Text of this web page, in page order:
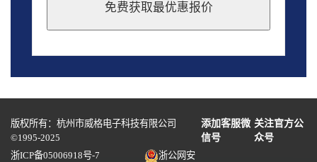
免费获取最优惠报价
should
blank
版权所有：杭州市威格电子科技有限公司
©1995-2025
添加客服微
信号
关注官方公
众号
浙ICP备05006918号-7
浙公网安